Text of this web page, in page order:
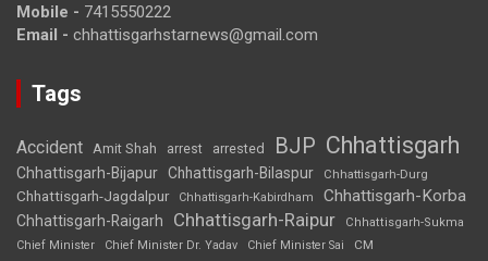
Mobile - 7415550222
Email - chhattisgarhstarnews@gmail.com
Tags
Accident Amit Shah arrest arrested BJP Chhattisgarh
Chhattisgarh-Bijapur Chhattisgarh-Bilaspur Chhattisgarh-Durg
Chhattisgarh-Jagdalpur Chhattisgarh-Kabirdham Chhattisgarh-Korba
Chhattisgarh-Raigarh Chhattisgarh-Raipur
Chhattisgarh-Sukma
Chief Minister
Chief Minister Dr. Yadav Chief Minister Sai CM